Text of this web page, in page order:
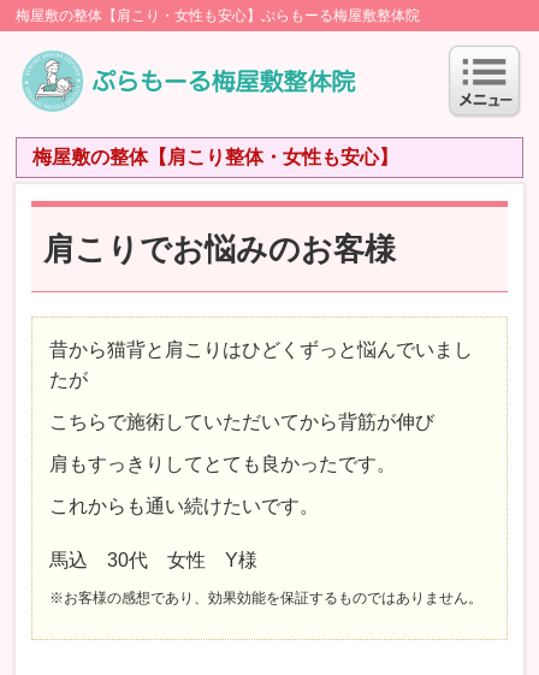
梅屋敷の整体【肩こり・女性も安心】ぷらもーる梅屋敷整体院
梅屋敷の整体【肩こり整体・女性も安心】
肩こりでお悩みのお客様
昔から猫背と肩こりはひどくずっと悩んでいまし
たが
こちらで施術していただいてから背筋が伸び
肩もすっきりしてとても良かったです。
これからも通い続けたいです。
馬込 30代 女性 Y様
※お客様の感想であり、効果効能を保証するものではありません。